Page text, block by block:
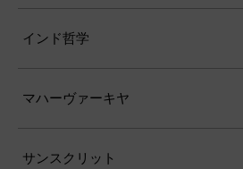
インド哲学
マハーヴァーキヤ
サンスクリット